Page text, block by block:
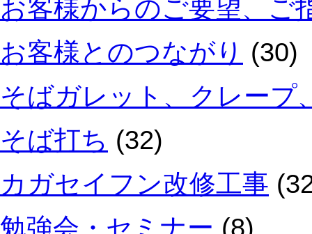
お客様からのご要望、ご
お客様とのつながり (30)
そばガレット、クレープ
そば打ち (32)
カガセイフン改修工事
勉強会・セミナー (8)